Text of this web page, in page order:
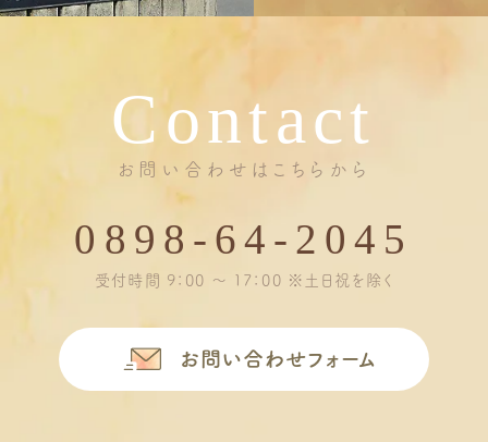
Contact
お問い合わせはこちらから
0898-64-2045
受付時間 9：00 ～ 17：00 ※土日祝を除く
お問い合わせフォーム